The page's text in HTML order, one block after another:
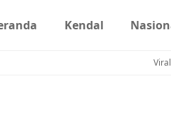
Kendal
Viral